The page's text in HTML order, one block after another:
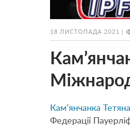
18 ЛИСТОПАДА 2021 |
Кам’янчанка
Федерації